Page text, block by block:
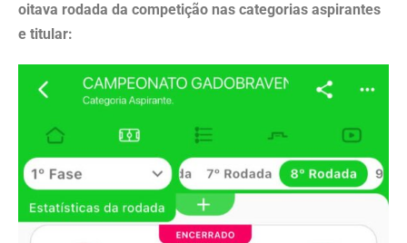
oitava rodada da competição nas categorias aspirantes
e titular: